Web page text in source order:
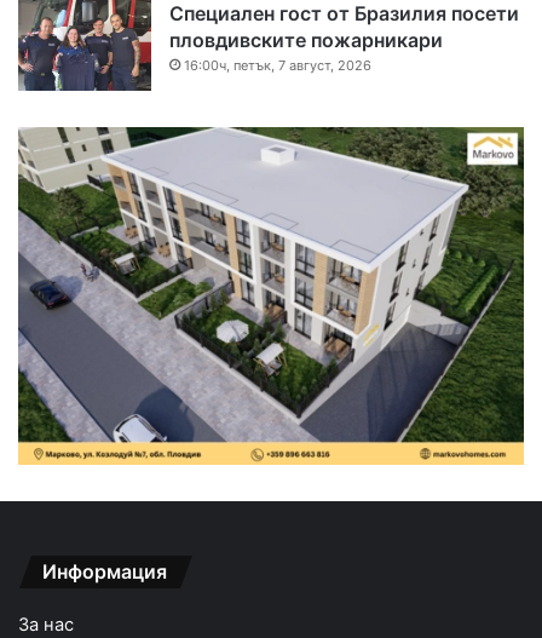
Специален гост от Бразилия посети
пловдивските пожарникари
16:00ч, петък, 7 август, 2026
Информация
За нас